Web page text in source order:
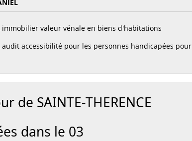
immobilier valeur vénale en biens d'habitations
audit accessibilité pour les personnes handicapées pour
SAINTE-THERENCE
dans le 03